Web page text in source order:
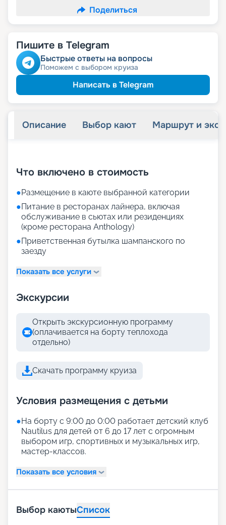
Поделиться
Пишите в Telegram
Быстрые ответы на вопросы
Поможем с выбором круиза
Написать в Telegram
Описание Выбор кают Маршрут и
Что включено в стоимость
●Размещение в каюте выбранной категории
●Питание в ресторанах лайнера, включая
обслуживание в сьютах или резиденциях
(кроме ресторана Anthology)
●Приветственная бутылка шампанского по
заезду
Показать все услуги
Экскурсии
Открыть экскурсионную программу
(оплачивается на борту теплохода
отдельно)
Скачать программу круиза
Условия размещения с детьми
●На борту с 9:00 до 0:00 работает детский клуб
Nautilus для детей от 6 до 17 лет с огромным
выбором игр, спортивных и музыкальных игр,
мастер-классов.
Показать все условия
Выбор каютыСписок